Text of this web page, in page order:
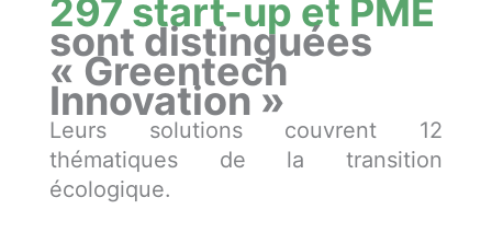
297 start-up et PME
sont distinguées
« Greentech
Innovation »
Leurs solutions couvrent 12
thématiques de la transition
écologique.